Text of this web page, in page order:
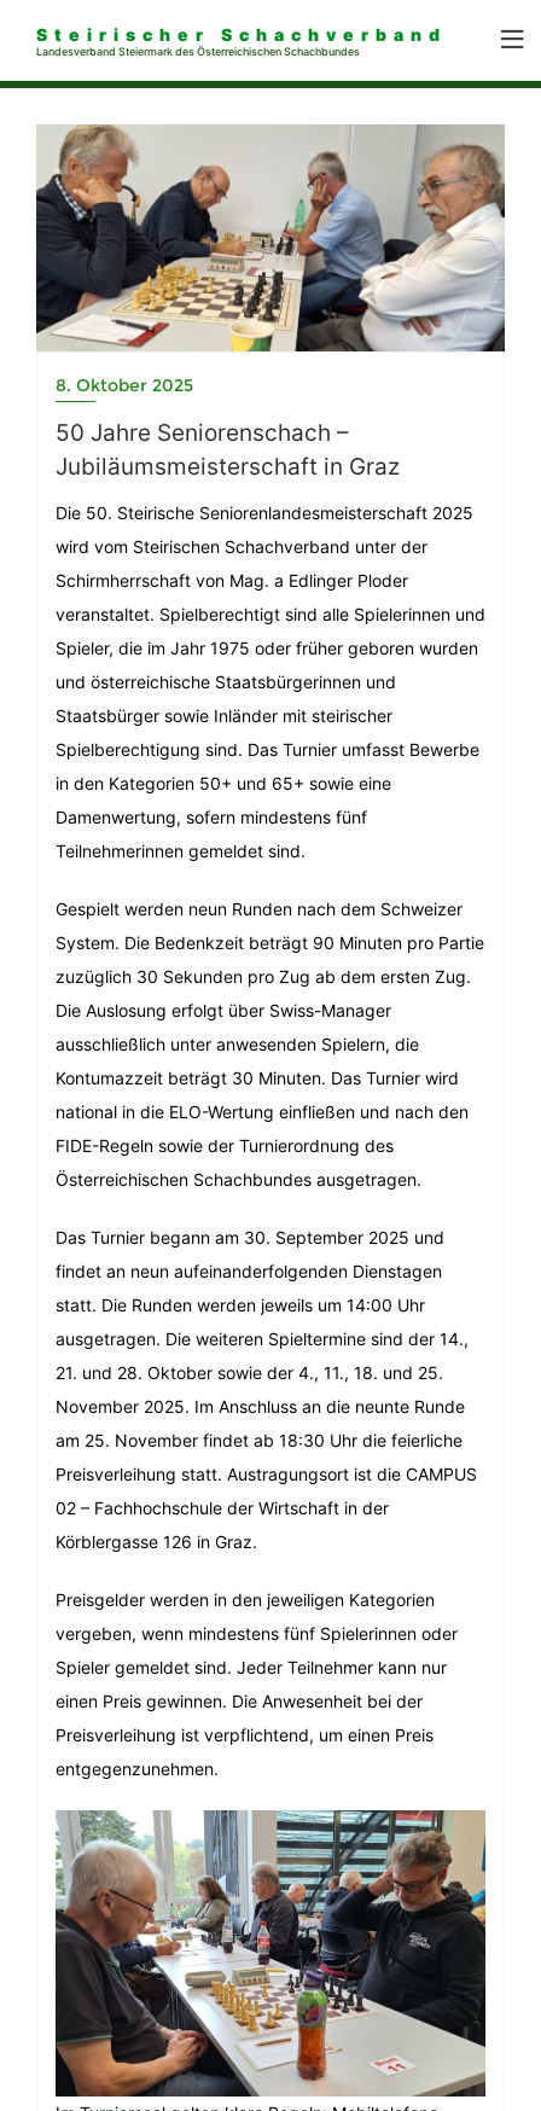
Steirischer Schachverband
Landesverband Steiermark des Österreichischen Schachbundes
8. Oktober 2025
50 Jahre Seniorenschach –
Jubiläumsmeisterschaft in Graz
Die 50. Steirische Seniorenlandesmeisterschaft 2025
wird vom Steirischen Schachverband unter der
Schirmherrschaft von Mag. a Edlinger Ploder
veranstaltet. Spielberechtigt sind alle Spielerinnen und
Spieler, die im Jahr 1975 oder früher geboren wurden
und österreichische Staatsbürgerinnen und
Staatsbürger sowie Inländer mit steirischer
Spielberechtigung sind. Das Turnier umfasst Bewerbe
in den Kategorien 50+ und 65+ sowie eine
Damenwertung, sofern mindestens fünf
Teilnehmerinnen gemeldet sind.
Gespielt werden neun Runden nach dem Schweizer
System. Die Bedenkzeit beträgt 90 Minuten pro Partie
zuzüglich 30 Sekunden pro Zug ab dem ersten Zug.
Die Auslosung erfolgt über Swiss-Manager
ausschließlich unter anwesenden Spielern, die
Kontumazzeit beträgt 30 Minuten. Das Turnier wird
national in die ELO-Wertung einfließen und nach den
FIDE-Regeln sowie der Turnierordnung des
Österreichischen Schachbundes ausgetragen.
Das Turnier begann am 30. September 2025 und
findet an neun aufeinanderfolgenden Dienstagen
statt. Die Runden werden jeweils um 14:00 Uhr
ausgetragen. Die weiteren Spieltermine sind der 14.,
21. und 28. Oktober sowie der 4., 11., 18. und 25.
November 2025. Im Anschluss an die neunte Runde
am 25. November findet ab 18:30 Uhr die feierliche
Preisverleihung statt. Austragungsort ist die CAMPUS
02 – Fachhochschule der Wirtschaft in der
Körblergasse 126 in Graz.
Preisgelder werden in den jeweiligen Kategorien
vergeben, wenn mindestens fünf Spielerinnen oder
Spieler gemeldet sind. Jeder Teilnehmer kann nur
einen Preis gewinnen. Die Anwesenheit bei der
Preisverleihung ist verpflichtend, um einen Preis
entgegenzunehmen.